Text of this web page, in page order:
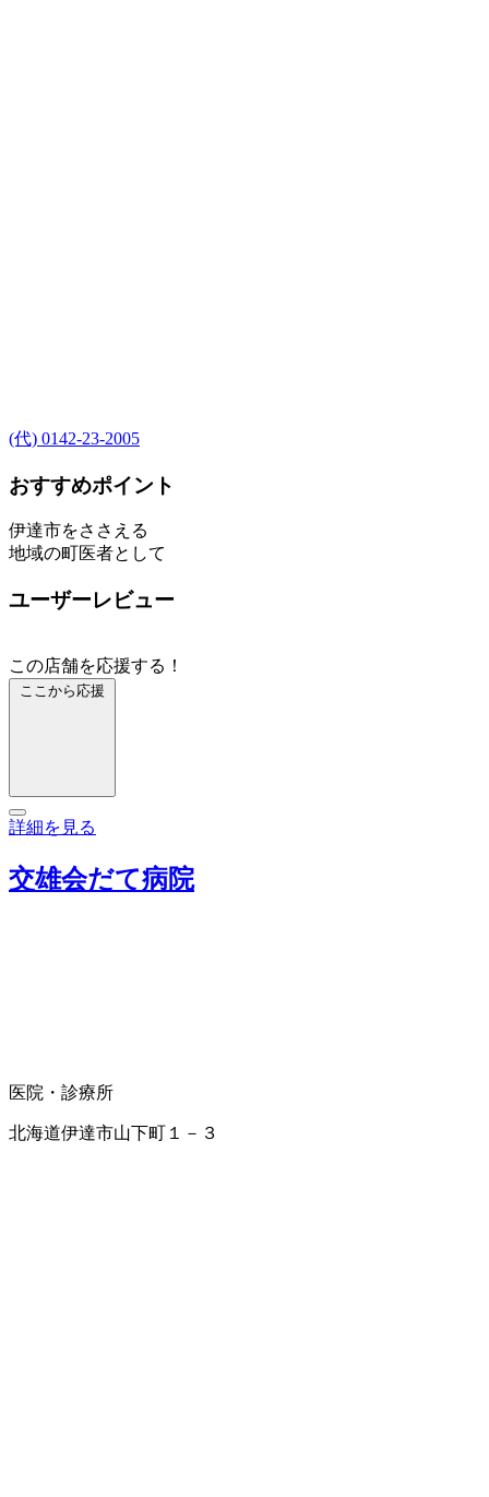
(代) 0142-23-2005
おすすめポイント
伊達市をささえる
地域の町医者として
ユーザーレビュー
この店舗を応援する！
ここから応援
詳細を見る
交雄会だて病院
医院・診療所
北海道伊達市山下町１－３